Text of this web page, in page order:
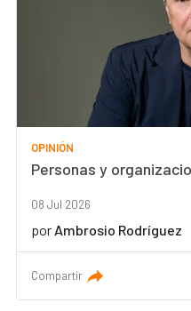
OPINIÓN
Personas y
08 Jul 2026
por Ambrosio Rodríguez
Compartir